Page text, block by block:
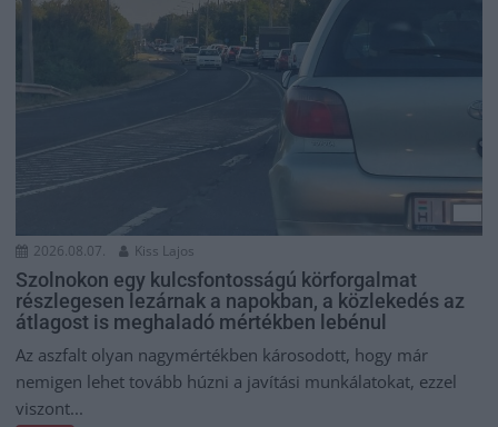
2026.08.07. Kiss Lajos
Szolnokon egy kulcsfontosságú körforgalmat
részlegesen lezárnak a napokban, a közlekedés az
átlagost is meghaladó mértékben lebénul
Az aszfalt olyan nagymértékben károsodott, hogy már
nemigen lehet tovább húzni a javítási munkálatokat, ezzel
viszont...